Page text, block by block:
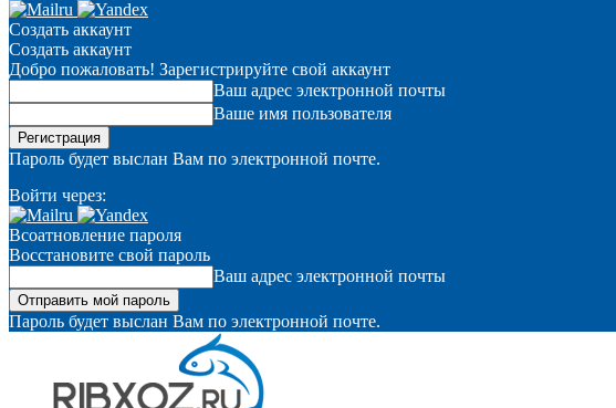
Создать аккаунт
Создать аккаунт
Добро пожаловать! Зарегистрируйте свой аккаунт
Ваш адрес электронной почты
Ваше имя пользователя
Пароль будет выслан Вам по электронной почте.
Войти через:
Всоатновление пароля
Восстановите свой пароль
Ваш адрес электронной почты
Пароль будет выслан Вам по электронной почте.